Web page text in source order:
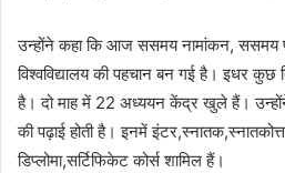
उन्होंने कहा कि आज ससमय नामांकन, ससमय
विश्वविद्यालय की पहचान बन गई है। इधर कुछ
है। दो माह में 22 अध्ययन केंद्र खुले हैं।
की पढ़ाई होती है। इनमें
डिप्लोमा,सर्टिफिकेट कोर्स शामिल हैं।